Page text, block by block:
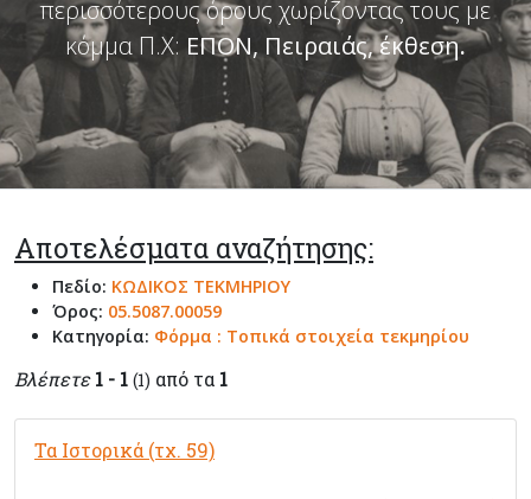
περισσότερους όρους χωρίζοντας τους με
κόμμα Π.Χ: ΕΠΟΝ, Πειραιάς, έκθεση.
Αποτελέσματα αναζήτησης:
Πεδίο: ΚΩΔΙΚΟΣ ΤΕΚΜΗΡΙΟΥ
Όρος: 05.5087.00059
Κατηγορία: Φόρμα : Τοπικά στοιχεία τεκμηρίου
Βλέπετε 1 - 1 (1) από τα 1
Τα Ιστορικά (τχ. 59)